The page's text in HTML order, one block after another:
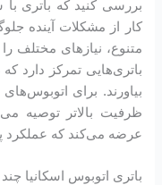
بررسی کنید که باتری
کار از مشکلات آینده
متنوع، نیازهای مختلف
باتری‌هایی تمرکز دارد
بیاورند. برای
ظرفیت بالاتر توصیه
عرضه می‌کند که عملکرد
باتری اتوبوس اسکانیا